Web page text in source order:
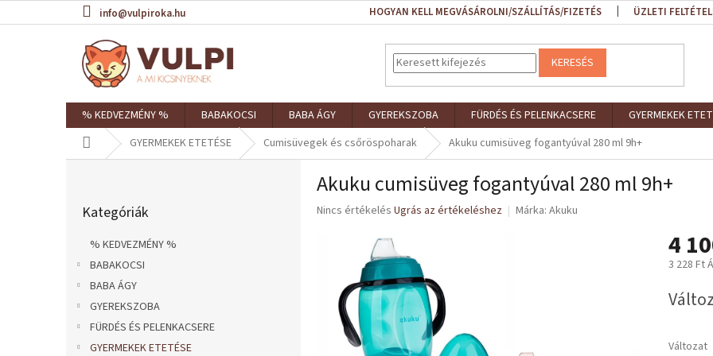
a
info@vulpiroka.hu HOGYAN KELL MEGVÁSÁROLNI/SZÁLLÍTÁS/FIZETÉS ÜZLETI
KERESÉS
% KEDVEZMÉNY % BABAKOCSI BABA ÁGY GYEREKSZOBA FÜRDÉS ÉS PELENKACSERE GYERMEKEK
KezdőlapGYERMEKEK ETETÉSE Cumisüvegek és csőröspoharak Akuku cumisüveg fogantyúval 280 ml 9h+
átugrása
Kategóriák
% KEDVEZMÉNY %
BABAKOCSI
BABA ÁGY
GYEREKSZOBA
FÜRDÉS ÉS PELENKACSERE
GYERMEKEK ETETÉSE
Akuku cumisüveg fogantyúval 280 ml 9h+
A
csillag.
Nincs értékelés Ugrás az értékeléshez Márka: Akuku
4
3 228 Ft
Változat